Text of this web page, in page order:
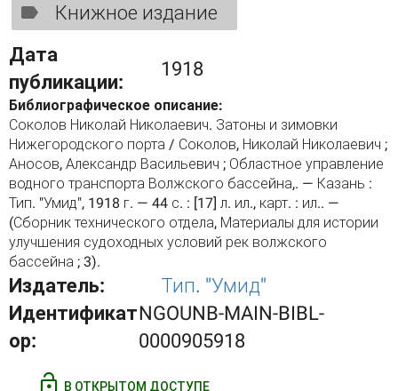
Книжное издание
Дата
публикации:
1918
Библиографическое описание:
Соколов Николай Николаевич. Затоны и зимовки
Нижегородского порта / Соколов, Николай Николаевич ;
Аносов, Александр Васильевич ; Областное управление
водного транспорта Волжского бассейна,. — Казань :
Тип. "Умид", 1918 г. — 44 с. : [17] л. ил., карт. : ил.. —
(Сборник технического отдела, Материалы для истории
улучшения судоходных условий рек волжского
бассейна ; 3).
Издатель:
Тип. "Умид"
Идентификат
ор:
NGOUNB-MAIN-BIBL-
0000905918
В ОТКРЫТОМ ДОСТУПЕ